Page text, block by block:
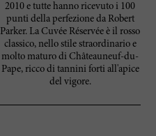
2010 e tutte hanno ricevuto i 100
punti della perfezione da Robert
Parker. La Cuvée Réservée è il rosso
classico, nello stile straordinario e
molto maturo di Châteauneuf-du-
Pape, ricco di tannini forti all'apice
del vigore.